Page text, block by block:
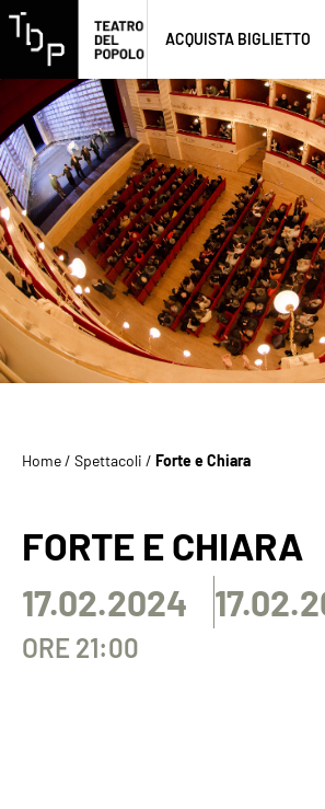
ACQUISTA BIGLIETTO
Home/ Spettacoli / Forte e Chiara
FORTE E CHIARA
17.02.2024
ORE 21:00